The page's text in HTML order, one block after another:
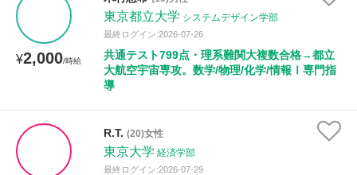
¥2,000/時給
東京都立大学 システムデザイン学部
最終ログイン:2026-07-26
共通テスト799点・理系難関大複数合格→都立
大航空宇宙専攻。数学/物理/化学/情報Ⅰ専門指
導
R.T. (20)女性
東京大学 経済学部
最終ログイン:2026-07-29